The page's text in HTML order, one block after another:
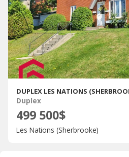
DUPLEX LES NATIONS
Duplex
499 500$
Les Nations (Sherbrooke)